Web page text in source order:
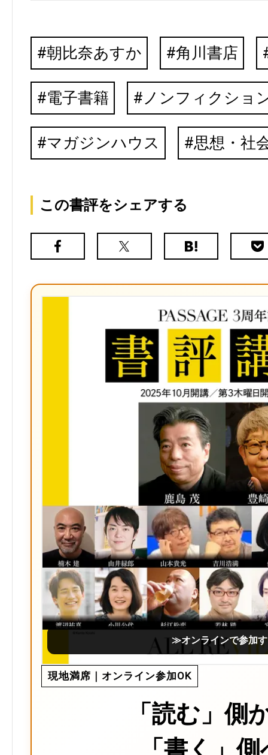
朝比奈あすか 角川書店
電子書籍 ノンフィクショ
マガジンハウス 思想・社
この書評をシェアする
Facebook
X（旧
は
ク
マ
ー
ク
≫オンラインで参加
現地満席｜オンライン参加OK
「読む」側
「書く」